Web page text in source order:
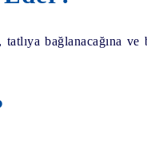
bağlanacağına